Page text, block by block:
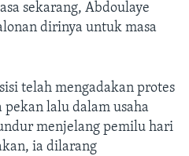
sekarang, Abdoulaye
dirinya untuk masa
telah mengadakan protes
lalu dalam usaha
menjelang pemilu hari
ia dilarang